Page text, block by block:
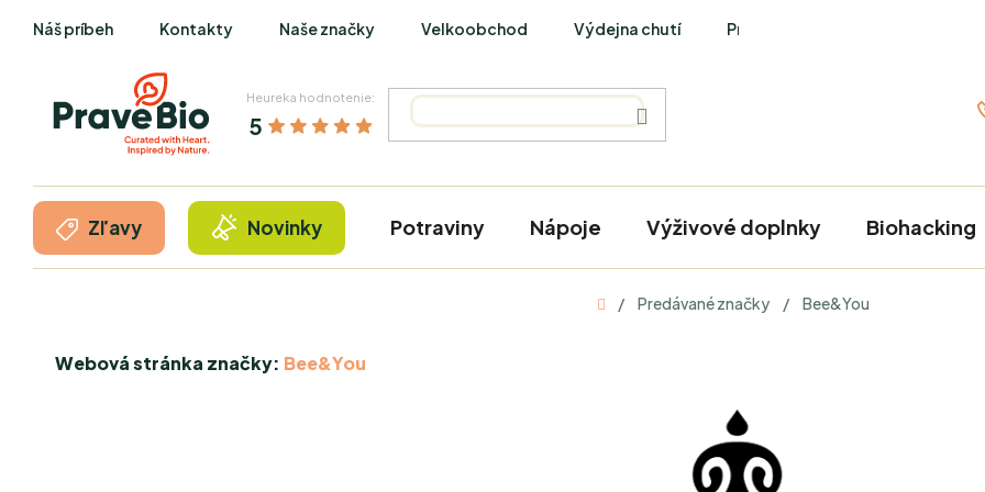
Náš príbeh Kontakty Naše značky Velkoobchod Výdejna chutí PraveBio Interviews
Heureka hodnotenie:
5
Zľavy Novinky Potraviny Nápoje Výživové doplnky Biohacking
Domov
/ Predávané značky / Bee&You
Webová stránka značky: Bee&You